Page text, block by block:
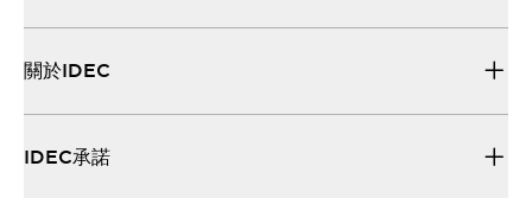
關於IDEC
IDEC承諾